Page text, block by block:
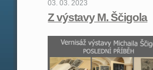
03. 03. 2023
Z výstavy M. Ščigola